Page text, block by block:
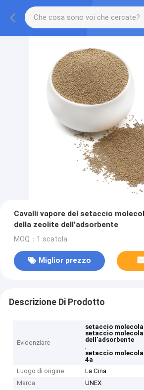
Cavalli vapore del setaccio
della zeolite dell'adsorbente
MOQ：1 scatola
Miglior prezzo
Descrizione Di Prodotto
Evidenziare
setaccio
setaccio
dell'adsorbente
,
setaccio
4a
Luogo di origine
La Cina
Marca
UNEX